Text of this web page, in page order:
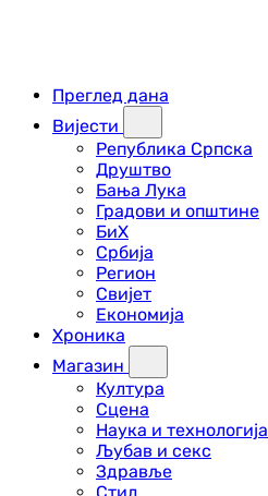
Преглед дана
Вијести
Република Српска
Друштво
Бања Лука
Градови и општине
БиХ
Србија
Регион
Свијет
Економија
Хроника
Магазин
Култура
Сцена
Наука и технологија
Љубав и секс
Здравље